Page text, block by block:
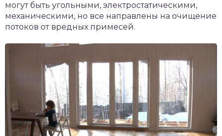
могут быть угольными, электростатическими,
механическими, но все направлены на очищение
потоков от вредных примесей.